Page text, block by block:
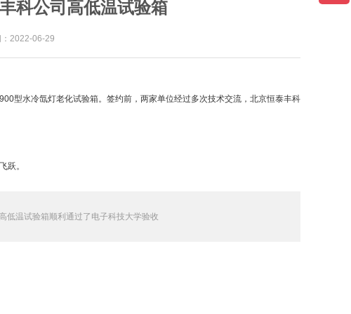
科公司高低温试验箱
2022-06-29
型水冷氙灯老化试验箱。签约前，两家单位经过多次技术交流，北京恒泰丰科
跃。
低温试验箱顺利通过了电子科技大学验收